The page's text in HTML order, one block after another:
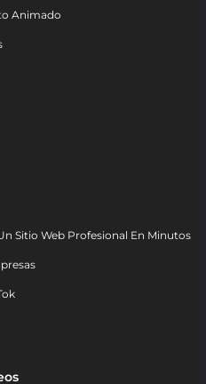
Animado
Sitio Web Profesional En Minutos